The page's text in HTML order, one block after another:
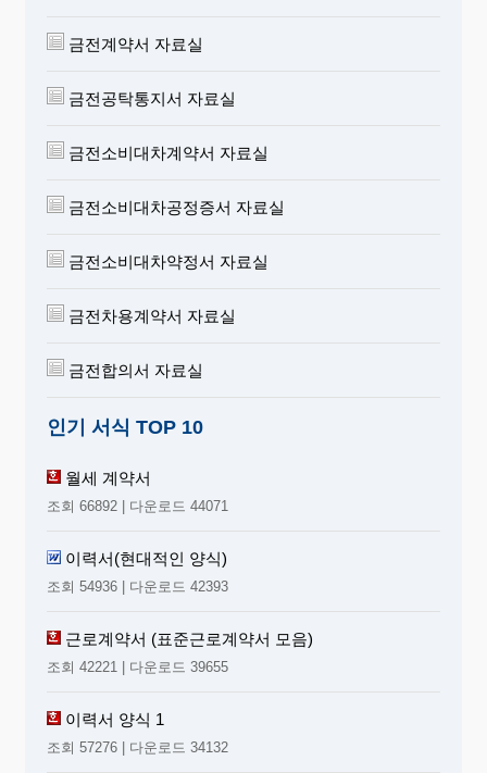
금전계약서 자료실
금전공탁통지서 자료실
금전소비대차계약서 자료실
금전소비대차공정증서 자료실
금전소비대차약정서 자료실
금전차용계약서 자료실
금전합의서 자료실
인기 서식 TOP 10
월세 계약서
조회 66892 | 다운로드 44071
이력서(현대적인 양식)
조회 54936 | 다운로드 42393
근로계약서 (표준근로계약서 모음)
조회 42221 | 다운로드 39655
이력서 양식 1
조회 57276 | 다운로드 34132